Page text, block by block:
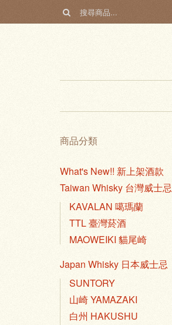
商品分類
What's New!! 新上架酒款
Taiwan Whisky 台灣威士忌
KAVALAN 噶瑪蘭
TTL 臺灣菸酒
MAOWEIKI 貓尾崎
Japan Whisky 日本威士忌
SUNTORY
山崎 YAMAZAKI
白州 HAKUSHU